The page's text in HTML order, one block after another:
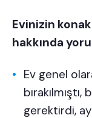
Evinizin
hakkında
Ev genel
gerektirdi,